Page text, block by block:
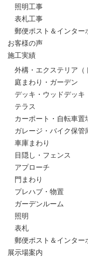
照明工事
表札工事
郵便ポスト＆インター
お客様の声
施工実績
外構・エクステリア（
庭まわり・ガーデン
デッキ・ウッドデッキ
テラス
カーポート・自転車置
ガレージ・バイク保管
車庫まわり
目隠し・フェンス
アプローチ
門まわり
プレハブ・物置
ガーデンルーム
照明
表札
郵便ポスト＆インター
展示場案内